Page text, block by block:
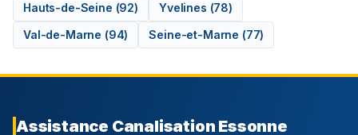
Hauts-de-Seine (92) Yvelines (78)
Val-de-Marne (94) Seine-et-Marne (77)
Assistance Canalisation Essonne